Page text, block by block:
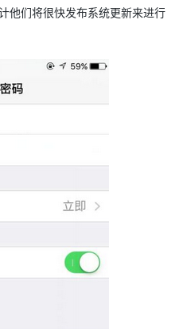
他们将很快发布系统更新来进行